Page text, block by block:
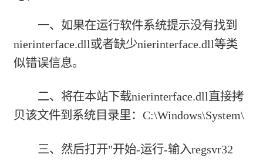
一、如果在运行软件系统提示没有找到
nierinterface.dll或者缺少nierinterface.dll等类
似错误信息。
二、将在本站下载nierinterface.dll直接拷
贝该文件到系统目录里：C:\Windows\System\
三、然后打开"开始-运行-输入regsvr32